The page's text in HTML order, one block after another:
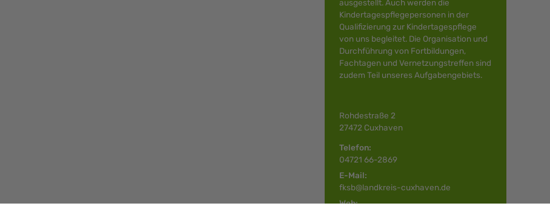
ausgestellt. Auch werden die
Kindertagespflegepersonen in der
Qualifizierung zur Kindertagespflege
von uns begleitet. Die Organisation und
Durchführung von Fortbildungen,
Fachtagen und Vernetzungstreffen sind
zudem Teil unseres Aufgabengebiets.
Rohdestraße 2
27472 Cuxhaven
Telefon:
04721 66-2869
E-Mail:
fksb@landkreis-cuxhaven.de
Web: